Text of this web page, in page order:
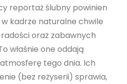
reportaż ślubny powinien
kadrze naturalne chwile
radości oraz zabawnych
właśnie one oddają
tego dnia. Ich
(bez reżyserii) sprawia,